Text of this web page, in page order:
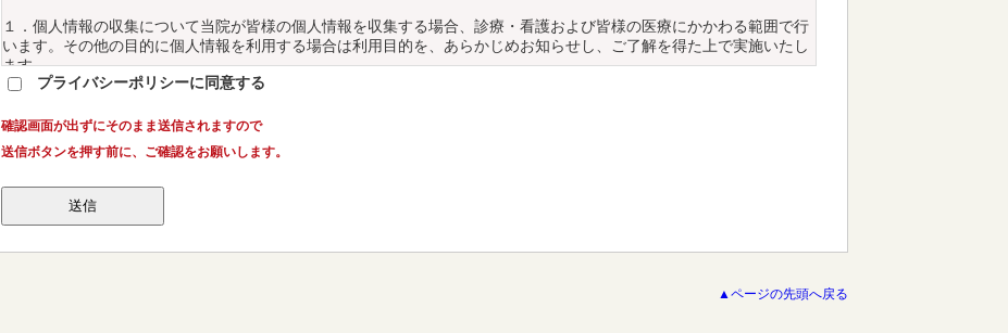
１．個人情報の収集について当院が皆様の個人情報を収集する場合、診療・看護および皆様の医療にかかわる範囲で行
います。その他の目的に個人情報を利用する場合は利用目的を、あらかじめお知らせし、ご了解を得た上で実施いたし
ます。
目的の範囲を超えて使用いたしません。当院は、法令の定める場合等を除き、皆様の許可なく、その情報を第３者に提
供いたしません。
◎ 個人を識別あるいは特定できない状態に加工して利用する場合
◎ 法令等により提供を要求された場合
３．個人情報の適正管理について
プライバシーポリシーに同意する
確認画面が出ずにそのまま送信されますので
送信ボタンを押す前に、ご確認をお願いします。
▲ページの先頭へ戻る